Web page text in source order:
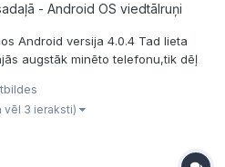
- Android OS viedtālruņi
Android versija 4.0.4 Tad lieta
augstāk minēto telefonu,tik dēļ
internetu izmanto nu tik cik vien
tā...
vēl 3 ieraksti)